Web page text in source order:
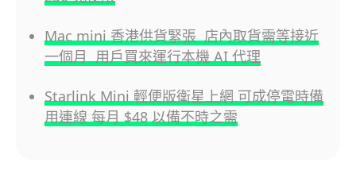
Mac mini 香港供貨緊張 店內取貨需等接近
一個月 用戶買來運行本機 AI 代理
Starlink Mini 輕便版衛星上網 可成停電時備
用連線 每月 $48 以備不時之需